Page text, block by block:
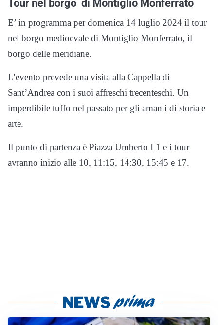
Tour nel borgo di Montiglio Monferrato
E’ in programma per domenica 14 luglio 2024 il tour
nel borgo medioevale di Montiglio Monferrato, il
borgo delle meridiane.
L’evento prevede una visita alla Cappella di
Sant’Andrea con i suoi affreschi trecenteschi. Un
imperdibile tuffo nel passato per gli amanti di storia e
arte.
Il punto di partenza è Piazza Umberto I 1 e i tour
avranno inizio alle 10, 11:15, 14:30, 15:45 e 17.